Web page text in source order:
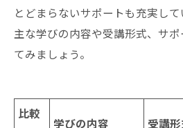
とどまらないサポートも充実して
主な学びの内容や受講形式、サ
てみましょう。
比較
学びの内容 受講